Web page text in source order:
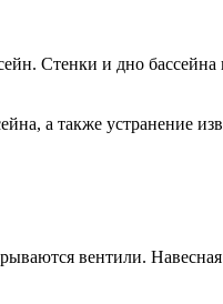
Стенки и дно
а также устранение
вентили.